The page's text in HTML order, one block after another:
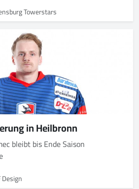
Towerstars
in Heilbronn
bleibt bis Ende Saison